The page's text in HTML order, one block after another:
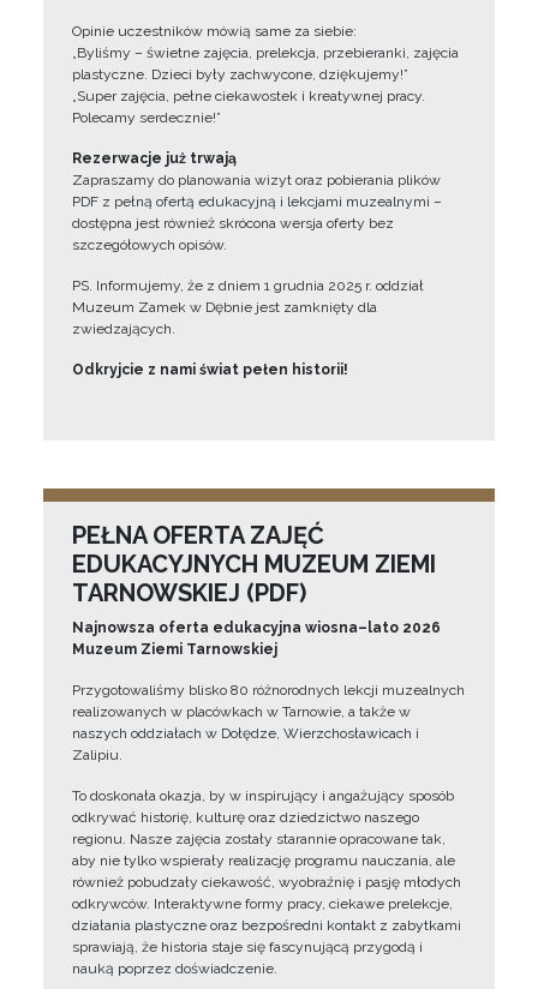
Opinie uczestników mówią same za siebie:
„Byliśmy – świetne zajęcia, prelekcja, przebieranki, zajęcia
plastyczne. Dzieci były zachwycone, dziękujemy!”
„Super zajęcia, pełne ciekawostek i kreatywnej pracy.
Polecamy serdecznie!”
Rezerwacje już trwają
Zapraszamy do planowania wizyt oraz pobierania plików
PDF z pełną ofertą edukacyjną i lekcjami muzealnymi –
dostępna jest również skrócona wersja oferty bez
szczegółowych opisów.
PS. Informujemy, że z dniem 1 grudnia 2025 r. oddział
Muzeum Zamek w Dębnie jest zamknięty dla
zwiedzających.
Odkryjcie z nami świat pełen historii!
PEŁNA OFERTA ZAJĘĆ
EDUKACYJNYCH MUZEUM ZIEMI
TARNOWSKIEJ (PDF)
Najnowsza oferta edukacyjna wiosna–lato 2026
Muzeum Ziemi Tarnowskiej
Przygotowaliśmy blisko 80 różnorodnych lekcji muzealnych
realizowanych w placówkach w Tarnowie, a także w
naszych oddziałach w Dołędze, Wierzchosławicach i
Zalipiu.
To doskonała okazja, by w inspirujący i angażujący sposób
odkrywać historię, kulturę oraz dziedzictwo naszego
regionu. Nasze zajęcia zostały starannie opracowane tak,
aby nie tylko wspierały realizację programu nauczania, ale
również pobudzały ciekawość, wyobraźnię i pasję młodych
odkrywców. Interaktywne formy pracy, ciekawe prelekcje,
działania plastyczne oraz bezpośredni kontakt z zabytkami
sprawiają, że historia staje się fascynującą przygodą i
nauką poprzez doświadczenie.